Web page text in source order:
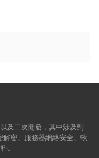
及二次開發，其中涉及到
解密、服務器網絡安全、軟
。